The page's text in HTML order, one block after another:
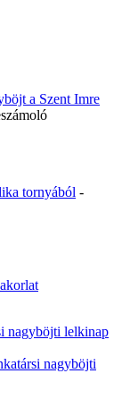
a Szent Imre
tornyából -
nagyböjti lelkinap
nagyböjti